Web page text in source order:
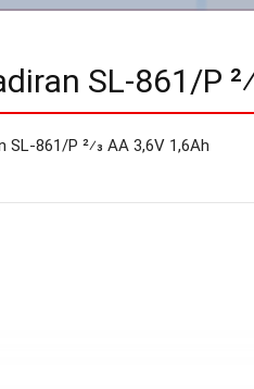
SL-861/P
SL-861/P 2⁄3 AA 3,6V 1,6Ah